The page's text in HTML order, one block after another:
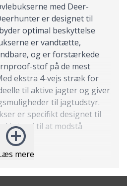
mere
med Deer-
er designet til
optimal beskyttelse
er vandtætte,
og er forstærkede
stof på de mest
ekstra 4-vejs stræk for
til aktive jagter og giver
til jagtudstyr.
er specifikt designet til
i stand til at modstå
giver øget mobilitet og